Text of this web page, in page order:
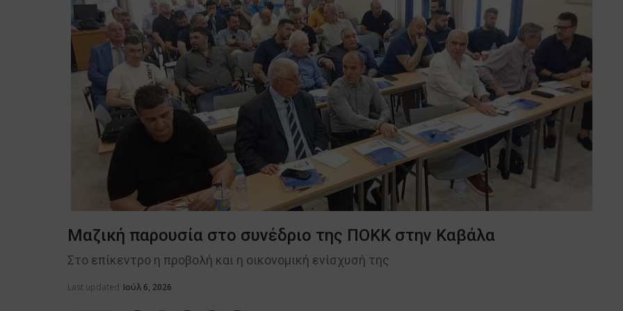
Μαζική παρουσία στο συνέδριο της ΠΟΚΚ στην Καβάλα
Στο επίκεντρο η προβολή και η οικονομική ενίσχυσή της
Last updated Ιούλ 6, 2026